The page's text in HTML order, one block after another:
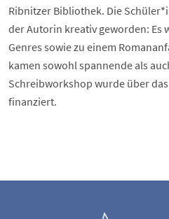
Ribnitzer Bibliothek. Die
der Autorin kreativ geworden: Es
Genres sowie zu einem
kamen sowohl spannende als
Schreibworkshop wurde über
finanziert.